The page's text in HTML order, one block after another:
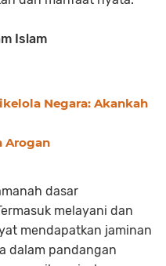
Islam
Negara: Akankah
Arogan
dasar
melayani dan
mendapatkan jaminan
dalam pandangan